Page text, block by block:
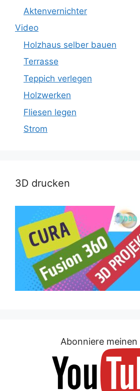
Aktenvernichter
Video
Holzhaus selber bauen
Terrasse
Teppich verlegen
Holzwerken
Fliesen legen
Strom
3D drucken
Abonniere meinen